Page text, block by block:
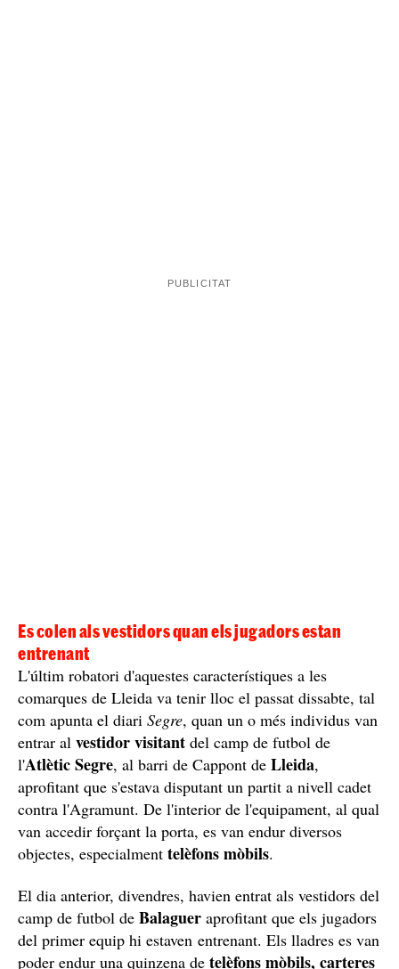
Es colen als vestidors quan els jugadors estan
entrenant
L'últim robatori d'aquestes característiques a les
comarques de Lleida va tenir lloc el passat dissabte, tal
com apunta el diari Segre, quan un o més individus van
entrar al vestidor visitant del camp de futbol de
l'Atlètic Segre, al barri de Cappont de Lleida,
aprofitant que s'estava disputant un partit a nivell cadet
contra l'Agramunt. De l'interior de l'equipament, al qual
van accedir forçant la porta, es van endur diversos
objectes, especialment telèfons mòbils.
El dia anterior, divendres, havien entrat als vestidors del
camp de futbol de Balaguer aprofitant que els jugadors
del primer equip hi estaven entrenant. Els lladres es van
poder endur una quinzena de telèfons mòbils, carteres